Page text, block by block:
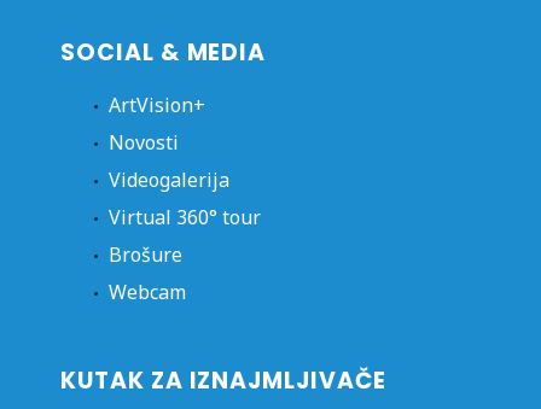
SOCIAL & MEDIA
ArtVision+
Novosti
Videogalerija
Virtual 360° tour
Brošure
Webcam
KUTAK ZA IZNAJMLJIVAČE